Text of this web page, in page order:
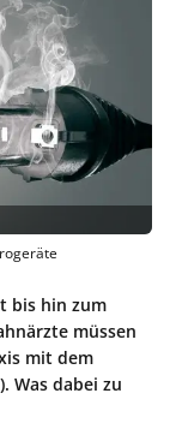
bis hin zum
müssen
mit dem
Was dabei zu